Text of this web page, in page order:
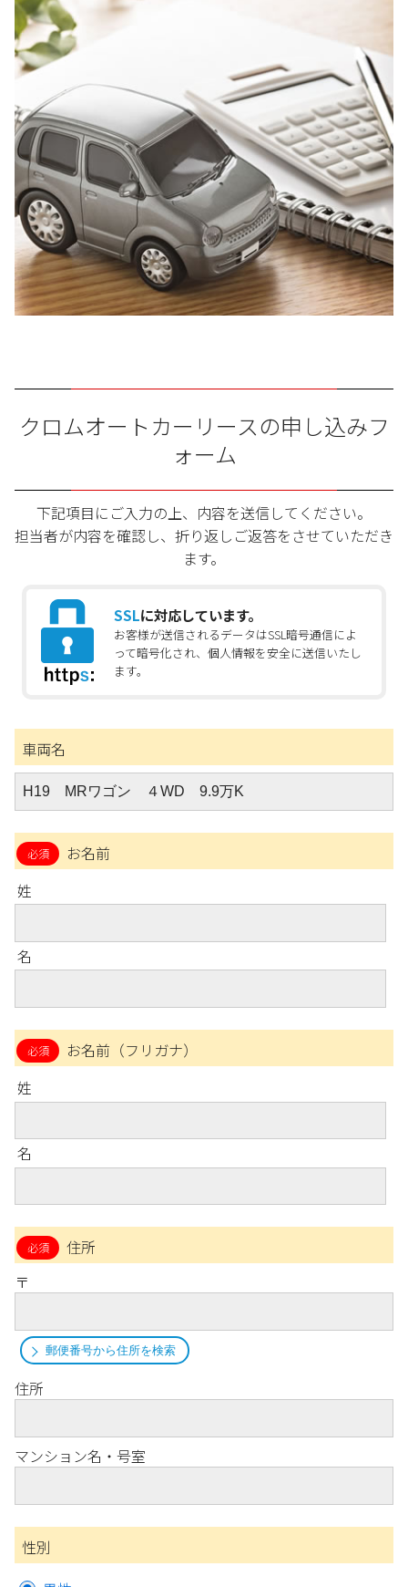
クロムオートカーリースの申し込みフ
ォーム
下記項目にご入力の上、内容を送信してください。
担当者が内容を確認し、折り返しご返答をさせていただき
ます。
SSLに対応しています。
お客様が送信されるデータはSSL暗号通信によ
って暗号化され、個人情報を安全に送信いたし
ます。
車両名
お名前
姓
名
お名前（フリガナ）
姓
名
住所
〒
郵便番号から住所を検索
住所
マンション名・号室
性別